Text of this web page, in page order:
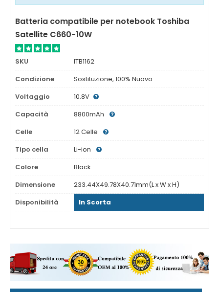
Batteria compatibile per notebook Toshiba
Satellite C660-10W
SKU
ITB1162
Condizione
Sostituzione, 100% Nuovo
Voltaggio
10.8V
Capacità
8800mAh
Celle
12 Celle
Tipo cella
Li-ion
Colore
Black
Dimensione
233.44X49.78X40.71mm(L x W x H)
Disponibilità
In Scorta